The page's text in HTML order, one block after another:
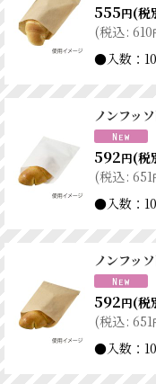
555円(税
(税込: 610
●入数：
ノンフ
592円(税
(税込: 651
●入数：
ノンフッ
592円(税
(税込: 651
●入数：